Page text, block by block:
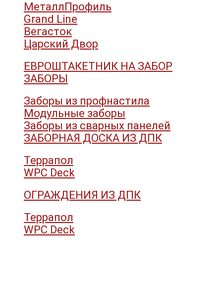
МеталлПрофиль
Grand Line
Вегасток
Царский Двор
ЕВРОШТАКЕТНИК НА ЗАБОР
ЗАБОРЫ
Заборы из профнастила
Модульные заборы
Заборы из сварных панелей
ЗАБОРНАЯ ДОСКА ИЗ ДПК
Террапол
WPC Deck
ОГРАЖДЕНИЯ ИЗ ДПК
Террапол
WPC Deck